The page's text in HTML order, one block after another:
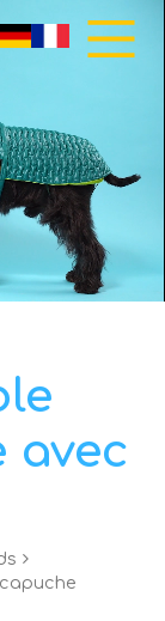
avec